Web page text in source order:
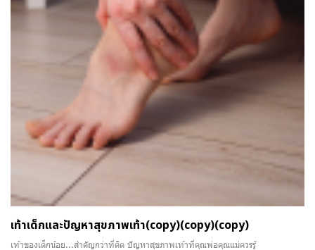
เท้าเด็กและปัญหาสุขภาพเท้า(copy)(copy)(copy)
เท้าของเด็กน้อย...สำคัญกว่าที่คิด ปัญหาสุขภาพเท้าที่คุณพ่อคุณแม่ควรรู้